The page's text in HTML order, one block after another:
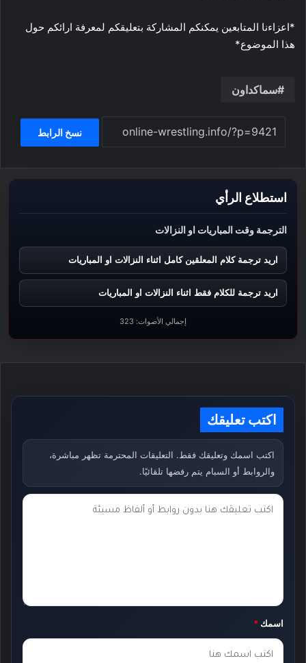
*اعزاءنا المتابعين يمكنكم المشاركة بتعليقكم لمعرفة ارائكم حول
هذا الموضوع*
سماكداون
نسخ الرابط
استطلاع الرأي
الترجمة وقت المباريات او النزالات
اريد ترجمة كلام المعلقين كامل اثناء النزالات او المباريات
اريد ترجمة للكلام فقط اثناء النزالات او المباريات
إجمالي الأصوات: 323
اكتب تعليقك
اكتب اسمك وتعليقك فقط. التعليقات المحترمة تظهر مباشرة،
والروابط أو السبام يتم رفضها تلقائيًا.
ت
ك
*
اسمك *